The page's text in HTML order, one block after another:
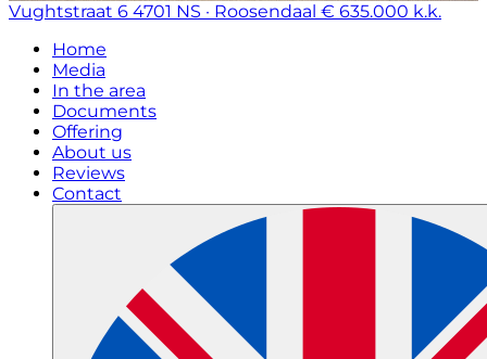
Vughtstraat 6 4701 NS · Roosendaal € 635.000 k.k.
Home
Media
In the area
Documents
Offering
About us
Reviews
Contact